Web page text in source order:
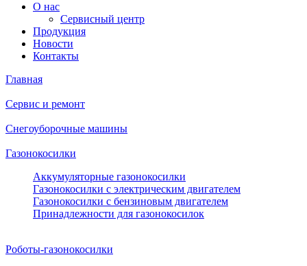
О нас
Сервисный центр
Продукция
Новости
Контакты
Главная
Сервис и ремонт
Снегоуборочные машины
Газонокосилки
Аккумуляторные газонокосилки
Газонокосилки с электрическим двигателем
Газонокосилки с бензиновым двигателем
Принадлежности для газонокосилок
Роботы-газонокосилки